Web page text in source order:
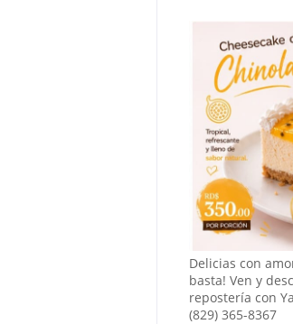
Delicias con
basta! Ven y
repostería con
(829) 365-8367